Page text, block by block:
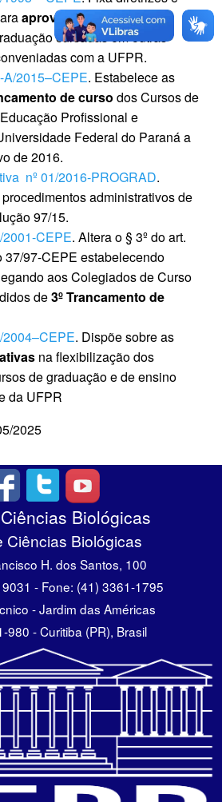
aproveitamento de
cursadas em outras
com a UFPR.
A/2015–CEPE. Estabelece as
de curso dos Cursos de
Profissional e
Federal do Paraná a
de 2016.
nº 01/2016-PROGRAD.
administrativos de
97/15.
2001-CEPE. Altera o § 3º do art.
37/97-CEPE estabelecendo
aos Colegiados de Curso
de3º Trancamento de
2004–CEPE. Dispõe sobre as
na flexibilização dos
de graduação e de ensino
da UFPR
2025
Biológicas
Ciências Biológicas
H. dos Santos, 100
- Fone: (41) 3361-1795
- Jardim das Américas
980 - Curitiba (PR), Brasil